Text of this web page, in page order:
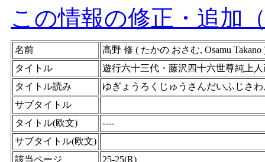
この情報の修正・追加
名前
高野 修 ( たかの おさむ, Osamu Takano
タイトル
遊行六十三代・藤沢四十六世尊純上
タイトル読み
ゆぎょうろくじゅうさんだいふじさ
サブタイトル
タイトル(欧文)
----
サブタイトル(欧文)
該当ページ
25-25(R)